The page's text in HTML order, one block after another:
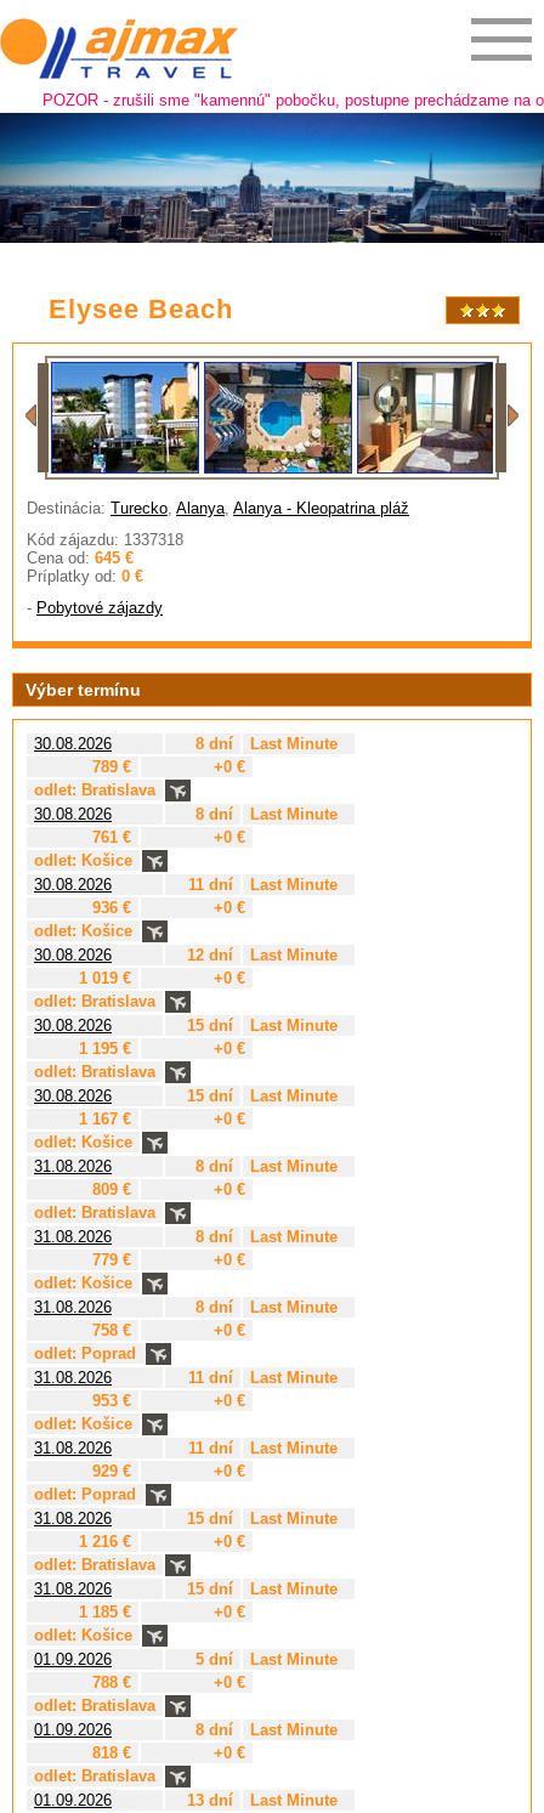
POZOR - zrušili sme "kamennú" pobočku, postupne prechádzame na
Elysee Beach
Destinácia: Turecko, Alanya, Alanya - Kleopatrina pláž
Kód zájazdu: 1337318
Cena od: 645 €
Príplatky od: 0 €
- Pobytové zájazdy
Výber termínu
30.08.2026 8 dní
Last Minute
789 €
+0 €
odlet: Bratislava
30.08.2026
8 dní
Last Minute
761 €
+0 €
odlet: Košice
30.08.2026
11 dní
Last Minute
936 €
+0 €
odlet: Košice
30.08.2026
12 dní
Last Minute
1 019 €
+0 €
odlet: Bratislava
30.08.2026
15 dní
Last Minute
1 195 €
+0 €
odlet: Bratislava
30.08.2026
15 dní
Last Minute
1 167 €
+0 €
odlet: Košice
31.08.2026
8 dní
Last Minute
809 €
+0 €
odlet: Bratislava
31.08.2026
8 dní
Last Minute
779 €
+0 €
odlet: Košice
31.08.2026
8 dní
Last Minute
758 €
+0 €
odlet: Poprad
31.08.2026
11 dní
Last Minute
953 €
+0 €
odlet: Košice
31.08.2026
11 dní
Last Minute
929 €
+0 €
odlet: Poprad
31.08.2026
15 dní
Last Minute
1 216 €
+0 €
odlet: Bratislava
31.08.2026
15 dní
Last Minute
1 185 €
+0 €
odlet: Košice
01.09.2026
5 dní
Last Minute
788 €
+0 €
odlet: Bratislava
01.09.2026
8 dní
Last Minute
818 €
+0 €
odlet: Bratislava
01.09.2026
13 dní
Last Minute